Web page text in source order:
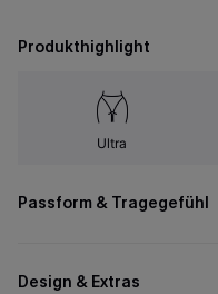
Produkthighlight
Ultra
Passform & Tragegefühl
Design & Extras